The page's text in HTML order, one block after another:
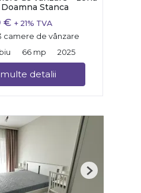
Stanca
€ + 21% TVA
camere de vânzare
66 mp 2025
detalii
Next